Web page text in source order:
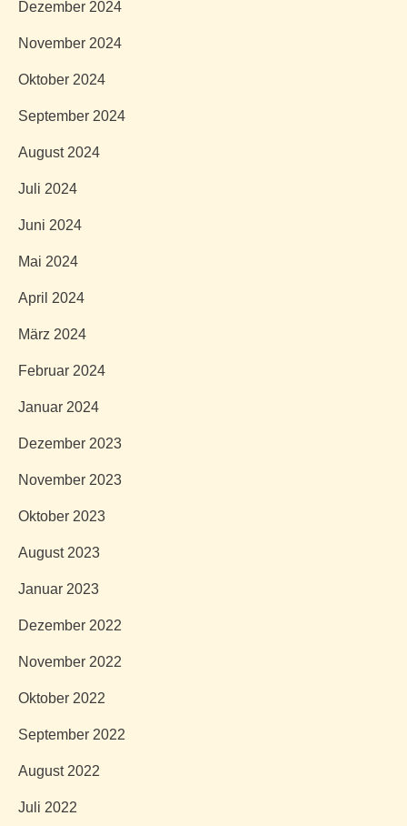
Dezember 2024
November 2024
Oktober 2024
September 2024
August 2024
Juli 2024
Juni 2024
Mai 2024
April 2024
März 2024
Februar 2024
Januar 2024
Dezember 2023
November 2023
Oktober 2023
August 2023
Januar 2023
Dezember 2022
November 2022
Oktober 2022
September 2022
August 2022
Juli 2022